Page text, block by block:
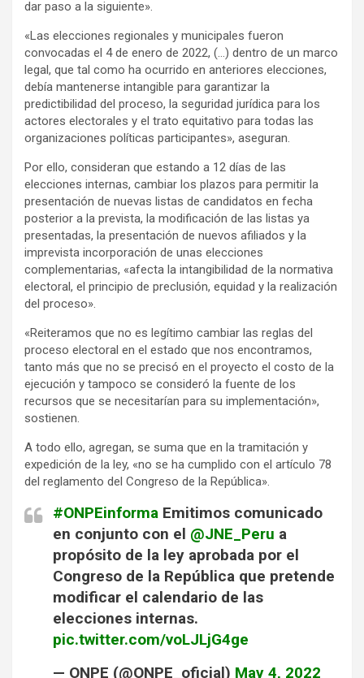
dar paso a la siguiente».
«Las elecciones regionales y municipales fueron
convocadas el 4 de enero de 2022, (…) dentro de un marco
legal, que tal como ha ocurrido en anteriores elecciones,
debía mantenerse intangible para garantizar la
predictibilidad del proceso, la seguridad jurídica para los
actores electorales y el trato equitativo para todas las
organizaciones políticas participantes», aseguran.
Por ello, consideran que estando a 12 días de las
elecciones internas, cambiar los plazos para permitir la
presentación de nuevas listas de candidatos en fecha
posterior a la prevista, la modificación de las listas ya
presentadas, la presentación de nuevos afiliados y la
imprevista incorporación de unas elecciones
complementarias, «afecta la intangibilidad de la normativa
electoral, el principio de preclusión, equidad y la realización
del proceso».
«Reiteramos que no es legítimo cambiar las reglas del
proceso electoral en el estado que nos encontramos,
tanto más que no se precisó en el proyecto el costo de la
ejecución y tampoco se consideró la fuente de los
recursos que se necesitarían para su implementación»,
sostienen.
A todo ello, agregan, se suma que en la tramitación y
expedición de la ley, «no se ha cumplido con el artículo 78
del reglamento del Congreso de la República».
#ONPEinforma Emitimos comunicado
en conjunto con el @JNE_Peru a
propósito de la ley aprobada por el
Congreso de la República que pretende
modificar el calendario de las
elecciones internas.
pic.twitter.com/voLJLjG4ge
— ONPE (@ONPE_oficial) May 4, 2022